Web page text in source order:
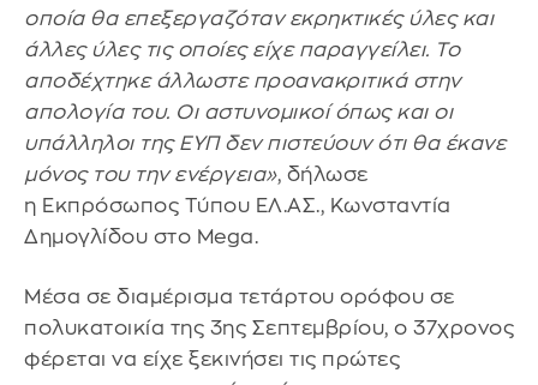
οποία θα επεξεργαζόταν εκρηκτικές ύλες και
άλλες ύλες τις οποίες είχε παραγγείλει. Το
αποδέχτηκε άλλωστε προανακριτικά στην
απολογία του. Οι αστυνομικοί όπως και οι
υπάλληλοι της ΕΥΠ δεν πιστεύουν ότι θα έκανε
μόνος του την ενέργεια», δήλωσε
η Εκπρόσωπος Τύπου ΕΛ.ΑΣ., Κωνσταντία
Δημογλίδου στο Mega.
Μέσα σε διαμέρισμα τετάρτου ορόφου σε
πολυκατοικία της 3ης Σεπτεμβρίου, ο 37χρονος
φέρεται να είχε ξεκινήσει τις πρώτες